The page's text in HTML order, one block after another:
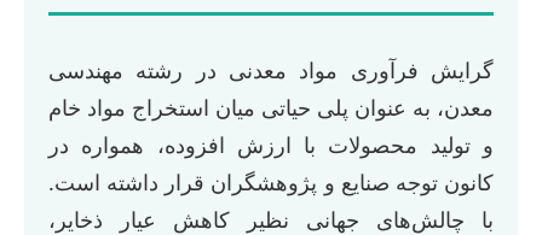
گرایش فرآوری مواد معدنی در رشته مهندسی
معدن، به عنوان پلی حیاتی میان استخراج مواد خام
و تولید محصولات با ارزش افزوده، همواره در
کانون توجه صنایع و پژوهشگران قرار داشته است.
با چالش‌های جهانی نظیر کاهش عیار ذخایر،